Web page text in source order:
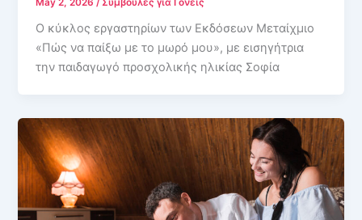
Ο κύκλος εργαστηρίων των Εκδόσεων Μεταίχμιο
«Πώς να παίξω με το μωρό μου», με εισηγήτρια
την παιδαγωγό προσχολικής ηλικίας Σοφία